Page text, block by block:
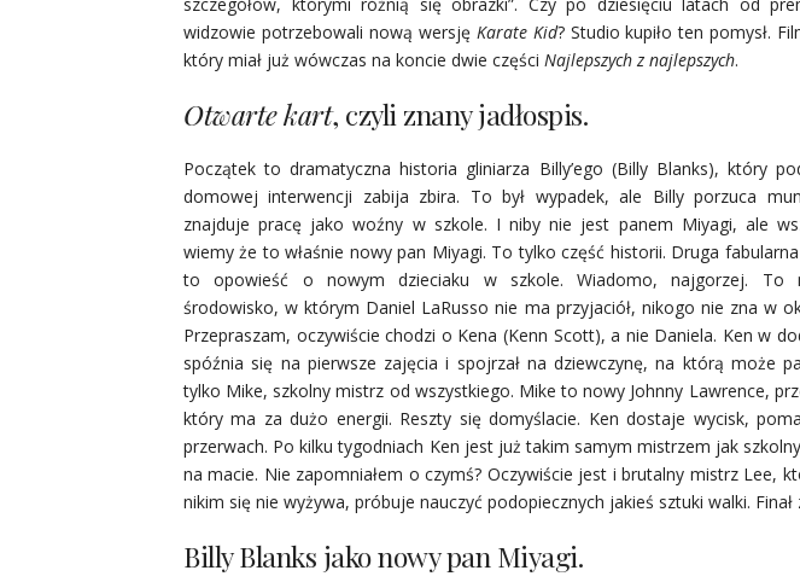
widzowie potrzebowali nową wersję Karate Kid? Studio kupiło ten pomysł.
który miał już wówczas na koncie dwie części Najlepszych z najlepszych.
Otwarte kart, czyli znany jadłospis.
Początek to dramatyczna historia gliniarza Billy’ego (Billy Blanks), który
domowej interwencji zabija zbira. To był wypadek, ale Billy porzuca
znajduje pracę jako woźny w szkole. I niby nie jest panem Miyagi, ale
wiemy że to właśnie nowy pan Miyagi. To tylko część historii. Druga
to opowieść o nowym dzieciaku w szkole. Wiadomo, najgorzej. To
środowisko, w którym Daniel LaRusso nie ma przyjaciół, nikogo nie zna w
Przepraszam, oczywiście chodzi o Kena (Kenn Scott), a nie Daniela. Ken w
spóźnia się na pierwsze zajęcia i spojrzał na dziewczynę, na którą może
tylko Mike, szkolny mistrz od wszystkiego. Mike to nowy Johnny Lawrence,
który ma za dużo energii. Reszty się domyślacie. Ken dostaje wycisk,
przerwach. Po kilku tygodniach Ken jest już takim samym mistrzem jak
na macie. Nie zapomniałem o czymś? Oczywiście jest i brutalny mistrz Lee,
nikim się nie wyżywa, próbuje nauczyć podopiecznych jakieś sztuki walki. Finał
Billy Blanks jako nowy pan Miyagi.